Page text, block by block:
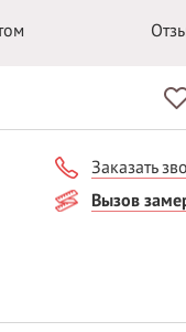
Заказать
Вызов